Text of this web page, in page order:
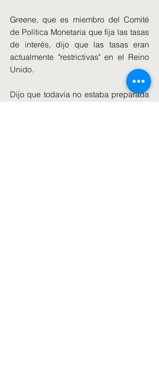
Greene, que es miembro del Comité
de Política Monetaria que fija las tasas
de interés, dijo que las tasas eran
actualmente "restrictivas" en el Reino
Unido.
Dijo que todavía no estaba preparada